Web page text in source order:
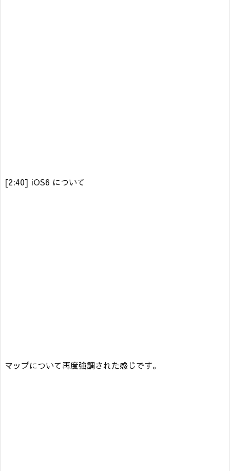
[2:40] iOS6 について
マップについて再度強調された感じです。